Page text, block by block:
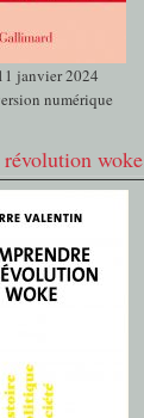
janvier 2024
numérique
woke